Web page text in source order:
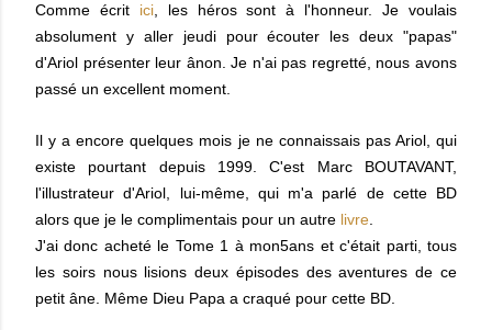
Comme écrit ici, les héros sont à l'honneur. Je voulais
absolument y aller jeudi pour écouter les deux "papas"
d'Ariol présenter leur ânon. Je n'ai pas regretté, nous avons
passé un excellent moment.
Il y a encore quelques mois je ne connaissais pas Ariol, qui
existe pourtant depuis 1999. C'est Marc BOUTAVANT,
l'illustrateur d'Ariol, lui-même, qui m'a parlé de cette BD
alors que je le complimentais pour un autre livre
J'ai donc acheté le Tome 1 à mon5ans et c'était parti, tous
les soirs nous lisions deux épisodes des aventures de ce
petit âne. Même Dieu Papa a craqué pour cette BD.